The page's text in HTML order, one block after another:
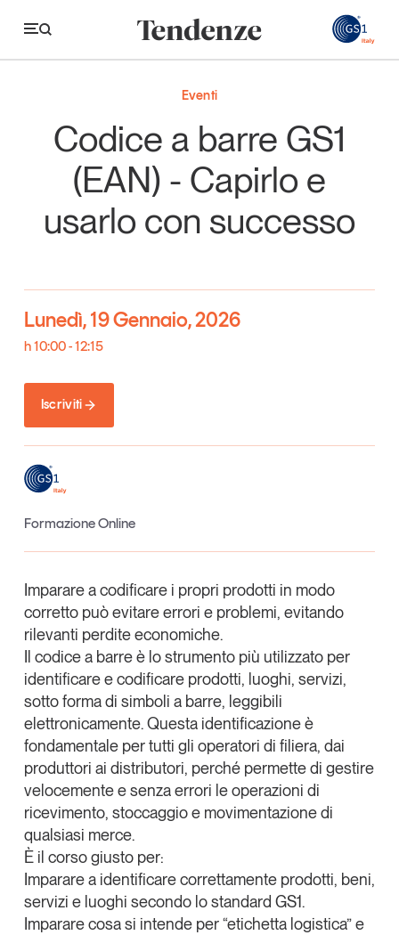
Tendenze
Economia e consumi
Innovazione
Logistica
Grandi temi
Magazine
Opinioni
Dossier
Il Numero
Interviste
Podcast
Eventi e formazione
Tutti gli appuntamenti
Chi siamo
Newsletter
Contatti
Tendenze Journal
La nostra newsletter nella tua email
Iscriviti
Eventi
Codice a barre GS1
(EAN) - Capirlo e
usarlo con successo
Lunedì, 19 Gennaio, 2026
h 10:00 - 12:15
Iscriviti
Formazione Online
Imparare a codificare i propri prodotti in modo
corretto può evitare errori e problemi, evitando
rilevanti perdite economiche.
Il codice a barre è lostrumento più utilizzatoper
identificare e codificare prodotti, luoghi, servizi,
sotto forma di simboli a barre, leggibili
elettronicamente. Questa identificazione è
fondamentale per tutti gli operatori di filiera, dai
produttori ai distributori, perché permette di gestire
velocementeesenza errori le operazioni di
ricevimento, stoccaggio e movimentazione di
qualsiasi merce.
È il corso giusto per:
Imparare a identificare correttamente prodotti, beni,
servizi e luoghi secondo lo standard GS1.
Imparare cosa si intende per “etichetta logistica” e